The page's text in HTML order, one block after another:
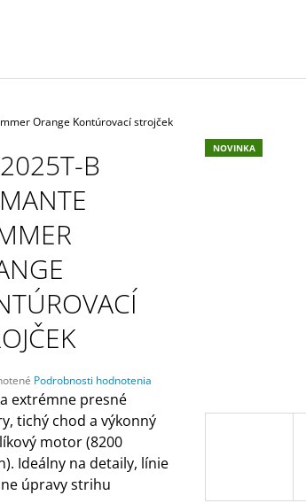
Orange Kontúrovací strojček
2025T-B
Podrobnosti hodnotenia
NOVINKA
extrémne presné
tichý chod a výkonný
motor (8200
Ideálny na detaily, línie
úpravy strihu